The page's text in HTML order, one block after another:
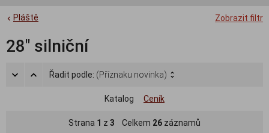
Zobrazit filtr
Pláště
28" silniční
Řadit podle: (Příznaku novinka)
Katalog Ceník
Strana 1 z 3 Celkem 26 záznamů